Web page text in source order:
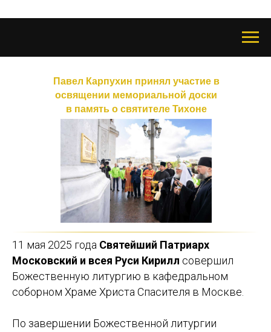
Павел Карпухин принял участие в
освящении мемориальной доски
в память о святителе Тихоне
11 мая 2025 года Святейший Патриарх
Московский и всея Руси Кирилл совершил
Божественную литургию в кафедральном
соборном Храме Христа Спасителя в Москве.
По завершении Божественной литургии